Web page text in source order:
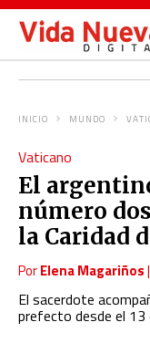
INICIO MUNDO
Vaticano
El
número
la Caridad
PorElena Magariños|
El sacerdote
prefecto desde el 13